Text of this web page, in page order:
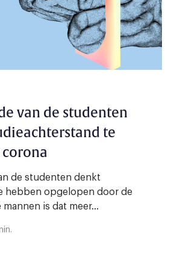
van de studenten
te
de studenten denkt
hebben opgelopen door de
is dat meer...